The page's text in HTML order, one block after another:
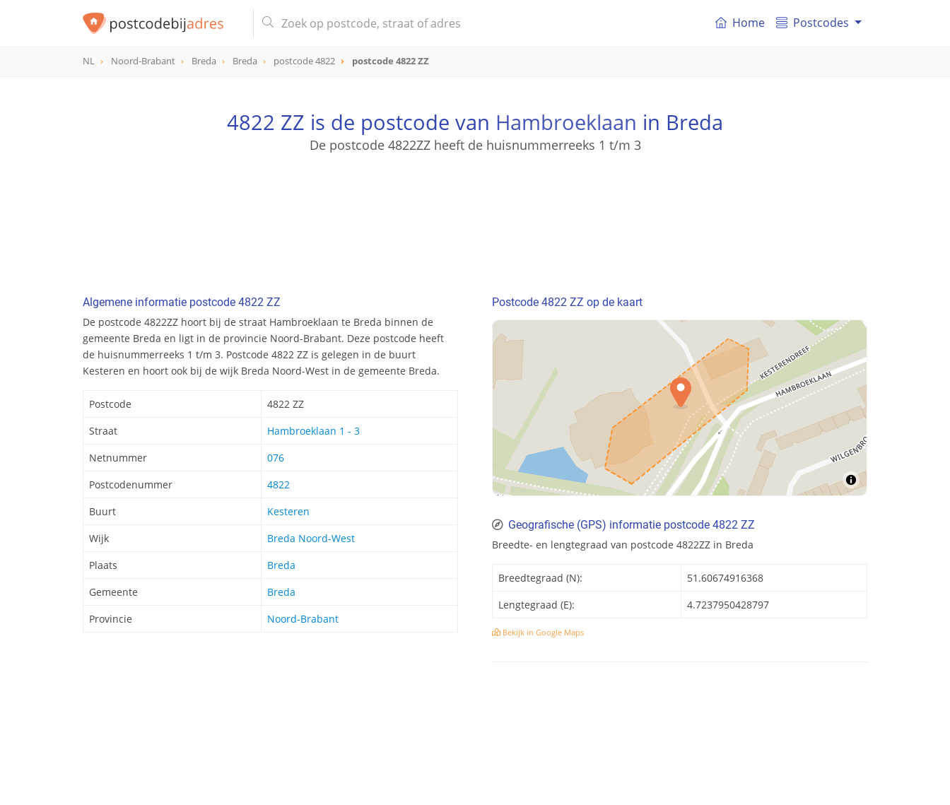
Home Postcodes
NL Noord-Brabant Breda Breda postcode 4822 postcode 4822 ZZ
4822 ZZ is de postcode van Hambroeklaan in Breda
De postcode 4822ZZ heeft de huisnummerreeks 1 t/m 3
Algemene informatie postcode 4822 ZZ
De postcode 4822ZZ hoort bij de straat Hambroeklaan te Breda binnen de
gemeente Breda en ligt in de provincie Noord-Brabant. Deze postcode heeft
de huisnummerreeks 1 t/m 3. Postcode 4822 ZZ is gelegen in de buurt
Kesteren en hoort ook bij de wijk Breda Noord-West in de gemeente Breda.
Postcode
4822 ZZ
Straat
Hambroeklaan 1 - 3
Netnummer
076
Postcodenummer
4822
Buurt
Kesteren
Wijk
Breda Noord-West
Plaats
Breda
Gemeente
Breda
Provincie
Noord-Brabant
Postcode 4822 ZZ op de kaart
Geografische (GPS) informatie postcode 4822 ZZ
Breedte- en lengtegraad van postcode 4822ZZ in Breda
Breedtegraad (N):
51.60674916368
Lengtegraad (E):
4.7237950428797
Bekijk in Google Maps